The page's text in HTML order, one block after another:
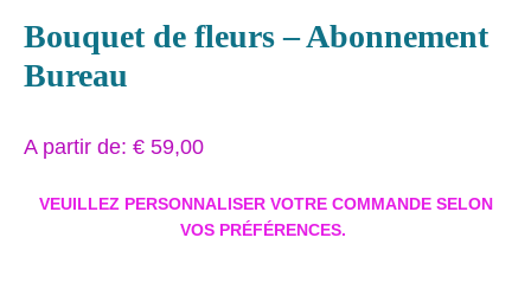
Bouquet de fleurs – Abonnement
Bureau
A partir de: € 59,00
VEUILLEZ PERSONNALISER VOTRE COMMANDE SELON
VOS PRÉFÉRENCES.